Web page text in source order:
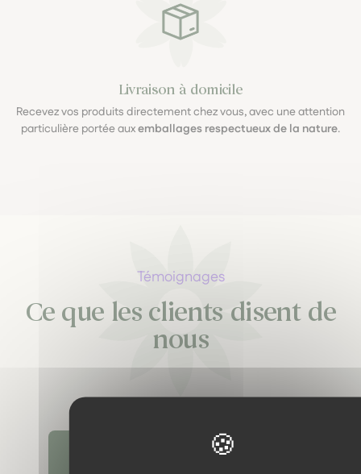
Livraison à domicile
Recevez vos produits directement chez vous, avec une attention
particulière portée auxemballages respectueux de la nature.
Témoignages
Ce que les clients disent de
nous